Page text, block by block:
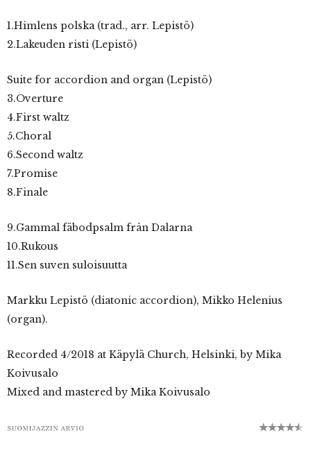
1.Himlens polska (trad., arr. Lepistö)
2.Lakeuden risti (Lepistö)
Suite for accordion and organ (Lepistö)
3.Overture
4.First waltz
5.Choral
6.Second waltz
7.Promise
8.Finale
9.Gammal fäbodpsalm från Dalarna
10.Rukous
11.Sen suven suloisuutta
Markku Lepistö (diatonic accordion), Mikko Helenius
(organ).
Recorded 4/2018 at Käpylä Church, Helsinki, by Mika
Koivusalo
Mixed and mastered by Mika Koivusalo